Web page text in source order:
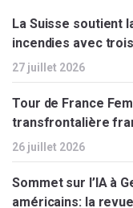
La Suisse soutient
incendies avec
27 juillet 2026
Tour de France
transfrontalière
26 juillet 2026
Sommet sur l’IA à
américains: la